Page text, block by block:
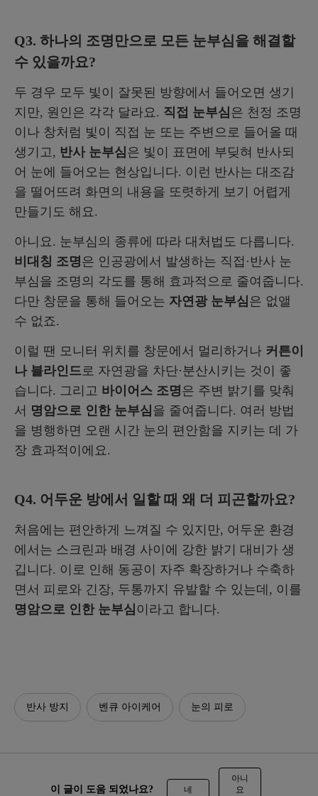
Q3. 하나의 조명만으로 모든 눈부심을 해결할
수 있을까요?
두 경우 모두 빛이 잘못된 방향에서 들어오면 생기
지만, 원인은 각각 달라요. 직접 눈부심 은 천정 조명
이나 창처럼 빛이 직접 눈 또는 주변으로 들어올 때
생기고, 반사 눈부심 은 빛이 표면에 부딪혀 반사되
어 눈에 들어오는 현상입니다. 이런 반사는 대조감
을 떨어뜨려 화면의 내용을 또렷하게 보기 어렵게
만들기도 해요.
아니요. 눈부심의 종류에 따라 대처법도 다릅니다.
비대칭 조명은 인공광에서 발생하는 직접·반사 눈
부심을 조명의 각도를 통해 효과적으로 줄여줍니다.
다만 창문을 통해 들어오는 자연광 눈부심 은 없앨
수 없죠.
이럴 땐 모니터 위치를 창문에서 멀리하거나 커튼이
나 블라인드로 자연광을 차단·분산시키는 것이 좋
습니다. 그리고 바이어스 조명은 주변 밝기를 맞춰
서 명암으로 인한 눈부심 을 줄여줍니다. 여러 방법
을 병행하면 오랜 시간 눈의 편안함을 지키는 데 가
장 효과적이에요.
Q4. 어두운 방에서 일할 때 왜 더 피곤할까요?
처음에는 편안하게 느껴질 수 있지만, 어두운 환경
에서는 스크린과 배경 사이에 강한 밝기 대비가 생
깁니다. 이로 인해 동공이 자주 확장하거나 수축하
면서 피로와 긴장, 두통까지 유발할 수 있는데, 이를
명암으로 인한 눈부심 이라고 합니다.
반사 방지 벤큐 아이케어 눈의 피로
이 글이 도움 되었나요? 네
아니
요